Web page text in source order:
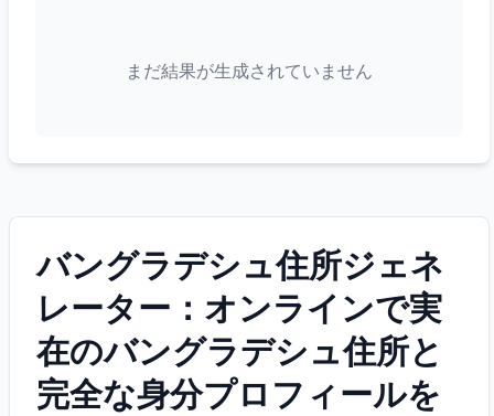
まだ結果が生成されていません
バングラデシュ住所ジェネ
レーター：オンラインで実
在のバングラデシュ住所と
完全な身分プロフィールを